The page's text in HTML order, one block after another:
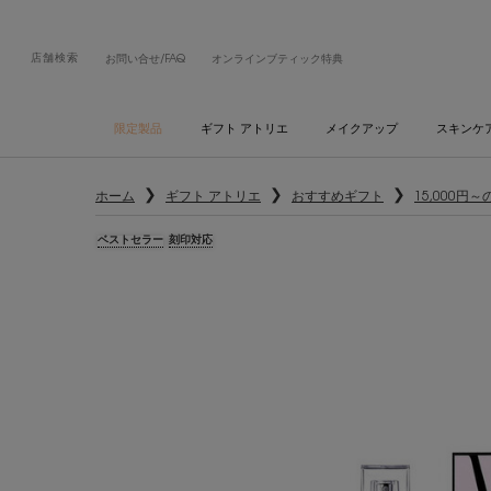
店舗検索 お問い合せ/FAQ オンラインブティック特典
限定製品 ギフト アトリエ メイクアップ スキンケ
ホーム ギフト アトリエ おすすめギフト 15,000円～
ベストセラー 刻印対応